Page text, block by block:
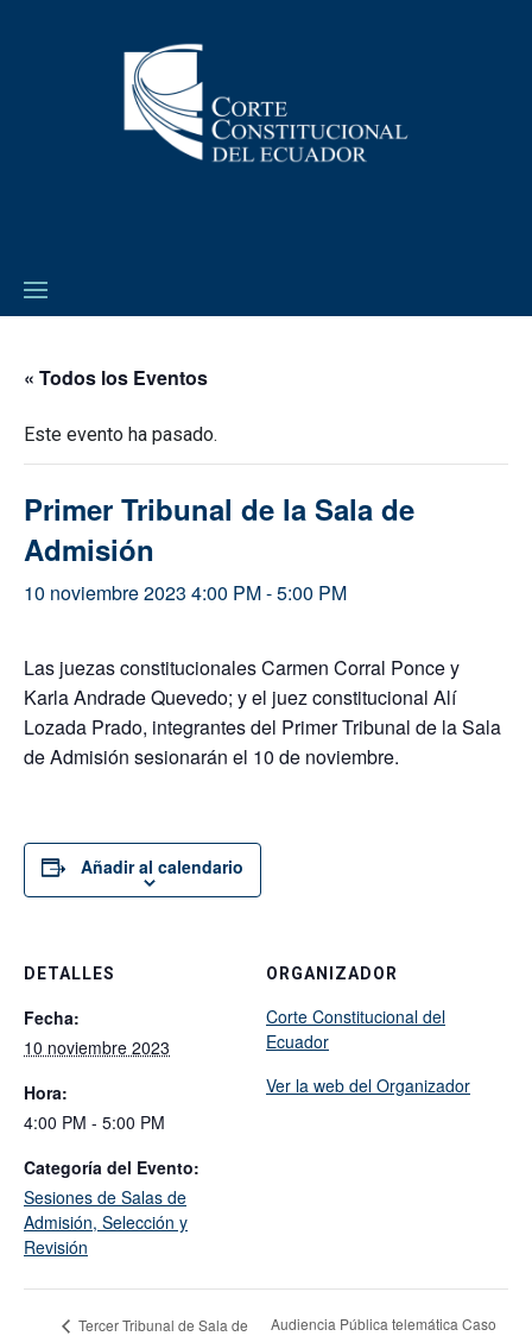
« Todos los Eventos
Este evento ha pasado.
Primer Tribunal de la Sala de
Admisión
10 noviembre 2023 4:00 PM-5:00 PM
Las juezas constitucionales Carmen Corral Ponce y
Karla Andrade Quevedo; y el juez constitucional Alí
Lozada Prado, integrantes del Primer Tribunal de la Sala
de Admisión sesionarán el 10 de noviembre.
Añadir al calendario
DETALLES
Fecha:
10 noviembre 2023
Hora:
4:00 PM - 5:00 PM
Categoría del Evento:
Sesiones de Salas de
Admisión, Selección y
Revisión
ORGANIZADOR
Corte Constitucional del
Ecuador
Ver la web del Organizador
Tercer Tribunal de Sala de
Audiencia Pública telemática Caso